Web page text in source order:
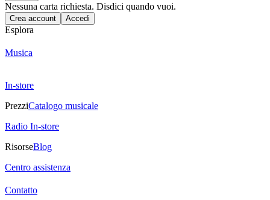
Nessuna carta richiesta. Disdici quando vuoi.
Crea account Accedi
Esplora
Musica
In-store
PrezziCatalogo musicale
Radio In-store
RisorseBlog
Centro assistenza
Contatto